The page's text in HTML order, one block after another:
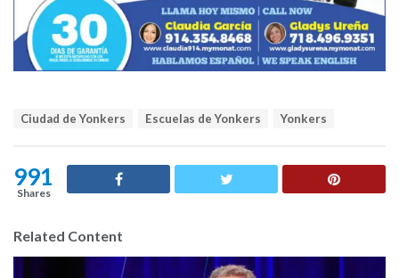
:
Ciudad de Yonkers Escuelas de Yonkers Yonkers
991
Shares
Related Content